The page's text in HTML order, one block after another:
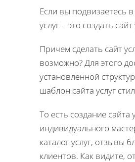
Если вы подвизаетесь
услуг – это создать сайт
Причем сделать сайт
возможно? Для этого
установленной
шаблон сайта услуг
То есть создание сайта
индивидуального
каталог услуг, отзывы
клиентов. Как видите,